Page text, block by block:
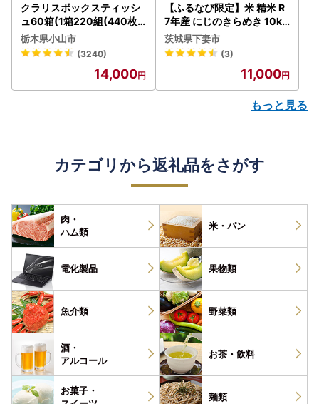
クラリスボックスティッシ
ュ60箱(1箱220組(440枚))
(5個入り×12セット)【配送
不可地域：離島・沖縄県】
【1256759】
栃木県小山市
(3240)
14,000
【ふるなび限定】米 精米 R
7年産 にじのきらめき 10kg
10月 FN-Limited-PR
茨城県下妻市
(3)
11,000
もっと見る
カテゴリから返礼品をさがす
肉・
ハム類
米・パン
電化製品 果物類
魚介類 野菜類
酒・
アルコール
お茶・ 飲料
お菓子・
麺類